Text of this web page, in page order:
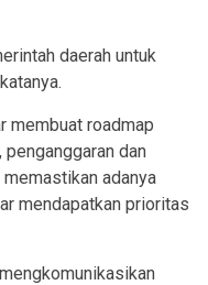
daerah untuk
membuat roadmap
dan
adanya
mendapatkan prioritas